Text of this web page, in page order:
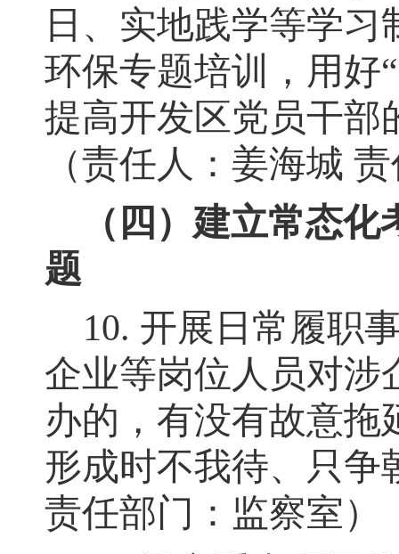
日、实地践学等学习
环保专题培训，用好“
提高开发区党员干部
（责任人：姜海城
（四）建立常态
题
10. 开展日常履职
企业等岗位人员对涉
办的 ， 有没有故意拖
形成时不我待、只争
责任部门：监察室）